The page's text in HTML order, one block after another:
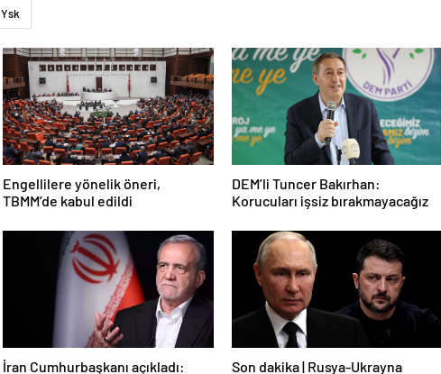
Ysk
Engellilere yönelik öneri,
TBMM’de kabul edildi
DEM’li Tuncer Bakırhan:
Korucuları işsiz bırakmayacağız
İran Cumhurbaşkanı açıkladı:
Son dakika | Rusya-Ukrayna